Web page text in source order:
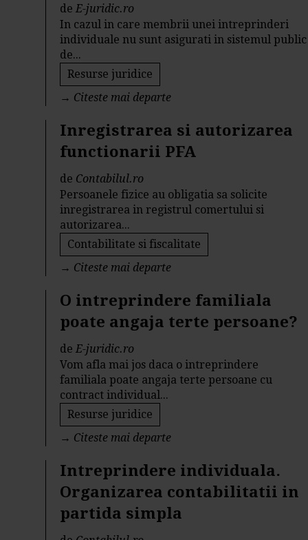
deE-juridic.ro
In cazul in care membrii unei intreprinderi
individuale nu sunt asigurati in sistemul public
de...
Resurse juridice
→ Citeste mai departe
Inregistrarea si autorizarea
functionarii PFA
de Contabilul.ro
Persoanele fizice au obligatia sa solicite
inregistrarea in registrul comertului si
autorizarea...
Contabilitate si fiscalitate
→ Citeste mai departe
O intreprindere familiala
poate angaja terte persoane?
deE-juridic.ro
Vom afla mai jos daca o intreprindere
familiala poate angaja terte persoane cu
contract individual...
Resurse juridice
→ Citeste mai departe
Intreprindere individuala.
Organizarea contabilitatii in
partida simpla